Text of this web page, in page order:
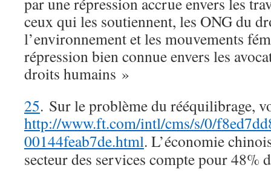
ceux qui les soutiennent, les ONG du
l’environnement et les mouvements
répression bien connue envers les
droits humains »
25. Sur le problème du rééquilibrage,
http://www.ft.com/intl/cms/s/0/
00144feab7de.html. L’économie
secteur des services compte pour 48%